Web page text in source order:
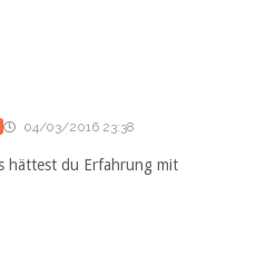
04/03/2016 23:38
hättest du Erfahrung mit